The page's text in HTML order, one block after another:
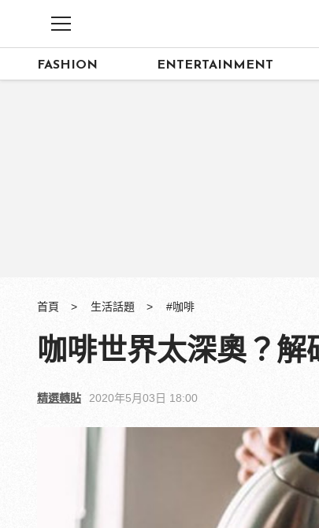
FASHION ENTERTAINMENT
首頁 生活話題 #咖啡
咖啡世界太深奧？解
精選轉貼 2020年5月03日 18:00